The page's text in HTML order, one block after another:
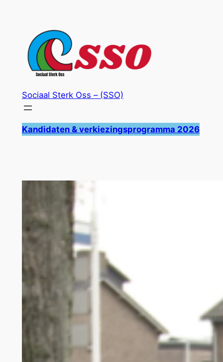
inhoud
Sociaal Sterk Oss – (SSO)
Kandidaten & verkiezingsprogramma 2026